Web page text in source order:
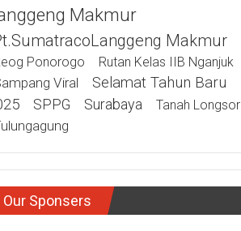
Makmur
Makmur
Ponorogo Rutan Kelas IIB Nganjuk
Viral
Selamat Tahun Baru
SPPG Surabaya Tanah Longsor
Our Sponsers